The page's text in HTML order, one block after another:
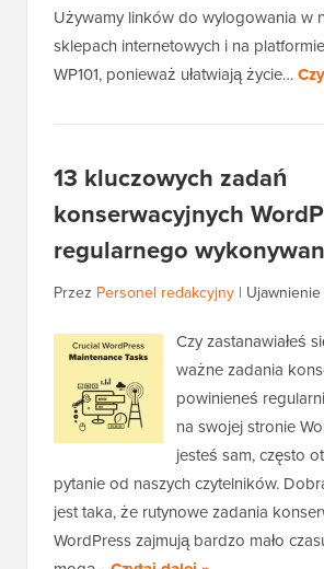
Używamy linków do wylogowania w
sklepach internetowych i na
WP101, ponieważ ułatwiają życie…
13 kluczowych zadań
konserwacyjnych
regularnego
Przez Personel redakcyjny |
Czy zastanawiałeś
ważne zadania
powinieneś
na swojej stronie
jesteś sam, często
pytanie od naszych czytelników.
jest taka, że rutynowe zadania
WordPress zajmują bardzo mało